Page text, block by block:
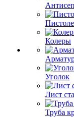
Колеры
Уголок
Лист
Труба